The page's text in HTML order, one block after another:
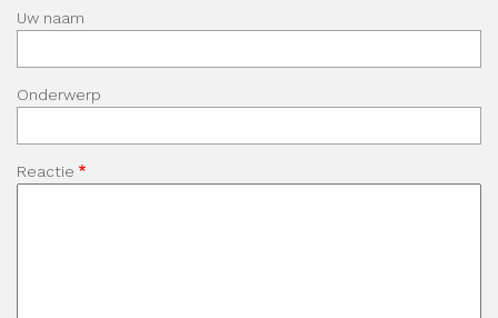
Uw naam
Onderwerp
Reactie